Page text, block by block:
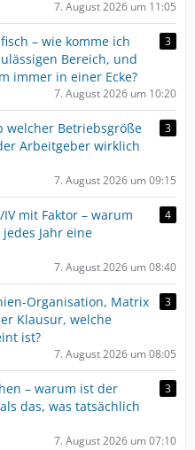
7. August 2026 um 11:05
– wie komme ich
Bereich, und
immer in einer Ecke?
3
7. August 2026 um 10:20
welcher Betriebsgröße
Arbeitgeber wirklich
3
7. August 2026 um 09:15
mit Faktor – warum
Jahr eine
4
7. August 2026 um 08:40
Organisation, Matrix
Klausur, welche
ist?
3
7. August 2026 um 08:05
– warum ist der
das, was tatsächlich
3
7. August 2026 um 07:10